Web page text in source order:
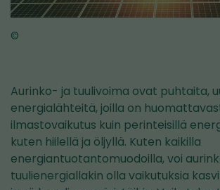
©
Aurinko- ja tuulivoima ovat puhtaita,
energialähteitä, joilla on
ilmastovaikutus kuin perinteisillä
kuten hiilellä ja öljyllä. Kuten kaikilla
energiantuotantomuodoilla, voi
tuulienergiallakin olla vaikutuksia